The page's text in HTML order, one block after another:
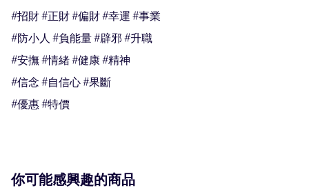
#招財 #正財 #偏財 #幸運 #事業
#防小人 #負能量 #辟邪 #升職
#安撫 #情緒 #健康 #精神
#信念 #自信心 #果斷
#優惠 #特價
你可能感興趣的商品